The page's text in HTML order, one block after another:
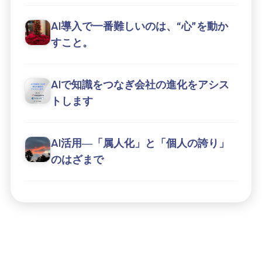
AI導入で一番難しいのは、“心”を動か
すこと。
AIで知識をつなぎ会社の進化をアシス
トします
AI活用―「属人化」と「個人の誇り」
のはざまで